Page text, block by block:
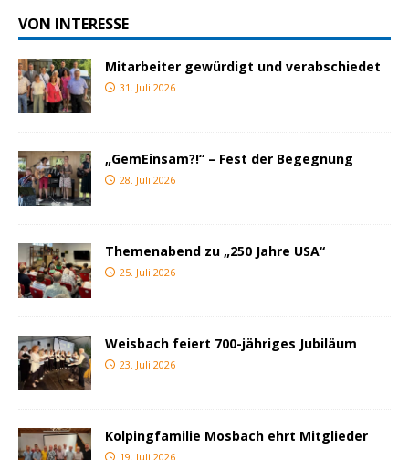
VON INTERESSE
Mitarbeiter gewürdigt und verabschiedet
31. Juli 2026
„GemEinsam?!“ – Fest der Begegnung
28. Juli 2026
Themenabend zu „250 Jahre USA“
25. Juli 2026
Weisbach feiert 700-jähriges Jubiläum
23. Juli 2026
Kolpingfamilie Mosbach ehrt Mitglieder
19. Juli 2026